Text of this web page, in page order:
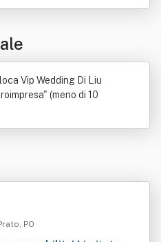
Vip Wedding Di Liu
(meno di 10
PO